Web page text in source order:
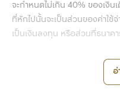
จะกำหนดไม่เกิน 40% ของเงิน
ที่หักไปนั้นจะเป็นส่วนของค่าใช้จ่
เป็นเงินลงทุน หรือส่วนที่ธนาคา
ความสามารถผ่อนชำระต่อเดือ่